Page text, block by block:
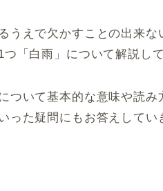
うえで欠かすことの出来
「白雨」について解説し
ついて基本的な意味や読み
った疑問にもお答えしてい